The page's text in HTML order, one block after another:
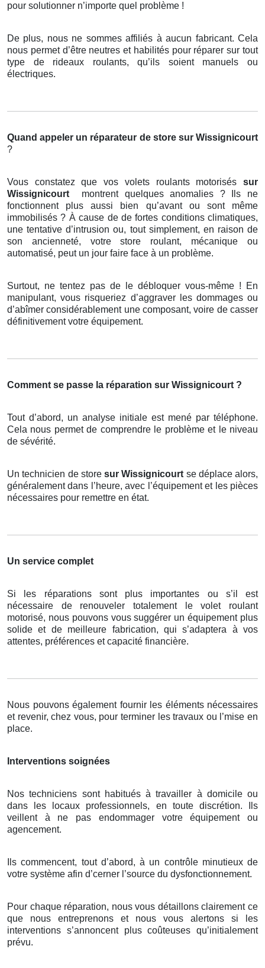
pour solutionner n’importe quel problème !
De plus, nous ne sommes affiliés à aucun fabricant. Cela
nous permet d’être neutres et habilités pour réparer sur tout
type de rideaux roulants, qu’ils soient manuels ou
électriques.
Quand appeler un réparateur de store sur Wissignicourt
?
Vous constatez que vos volets roulants motorisés sur
Wissignicourt
montrent quelques anomalies ? Ils ne
fonctionnent plus aussi bien qu’avant ou sont même
immobilisés ? À cause de de fortes conditions climatiques,
une tentative d’intrusion ou, tout simplement, en raison de
son ancienneté, votre store roulant, mécanique ou
automatisé, peut un jour faire face à un problème.
Surtout, ne tentez pas de le débloquer vous-même ! En
manipulant, vous risqueriez d’aggraver les dommages ou
d’abîmer considérablement une composant, voire de casser
définitivement votre équipement.
Comment se passe la réparation sur Wissignicourt ?
Tout d’abord, un analyse initiale est mené par téléphone.
Cela nous permet de comprendre le problème et le niveau
de sévérité.
Un technicien de store sur Wissignicourt se déplace alors,
généralement dans l’heure, avec l’équipement et les pièces
nécessaires pour remettre en état.
Un service complet
Si les réparations sont plus importantes ou s’il est
nécessaire de renouveler totalement le volet roulant
motorisé, nous pouvons vous suggérer un équipement plus
solide et de meilleure fabrication, qui s’adaptera à vos
attentes, préférences et capacité financière.
Nous pouvons également fournir les éléments nécessaires
et revenir, chez vous, pour terminer les travaux ou l’mise en
place.
Interventions soignées
Nos techniciens sont habitués à travailler à domicile ou
dans les locaux professionnels, en toute discrétion. Ils
veillent à ne pas endommager votre équipement ou
agencement.
Ils commencent, tout d’abord, à un contrôle minutieux de
votre système afin d’cerner l’source du dysfonctionnement.
Pour chaque réparation, nous vous détaillons clairement ce
que nous entreprenons et nous vous alertons si les
interventions s’annoncent plus coûteuses qu’initialement
prévu.